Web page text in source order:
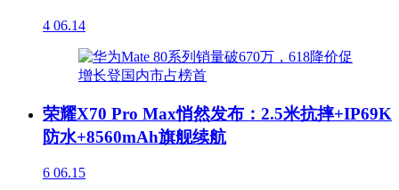
4 06.14
荣耀X70 Pro Max悄然发布：2.5米抗摔+IP69K
防水+8560mAh旗舰续航
6 06.15